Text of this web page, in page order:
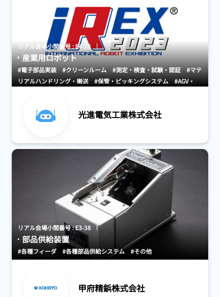
リアル会場小間番号 : E4-28
産業用ロボット
#電子部品実装 #クリーンルーム #測定・検査・試験・認証
#マテ
リアルハンドリング・搬送
#保管・ピッキングシステム
#AGV・
光進電気工業株式会社
リアル会場小間番号 : E3-38
部品供給装置
#各種フィーダ #各種部品供給システム #その他
甲府精鋲株式会社